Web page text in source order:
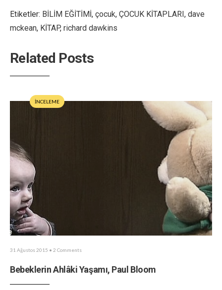
Etiketler: BİLİM EĞİTİMİ, çocuk, ÇOCUK KİTAPLARI, dave
mckean, KİTAP, richard dawkins
Related Posts
İNCELEME
31 Ağustos 2015 • 2 Comments
Bebeklerin Ahlâki Yaşamı, Paul Bloom